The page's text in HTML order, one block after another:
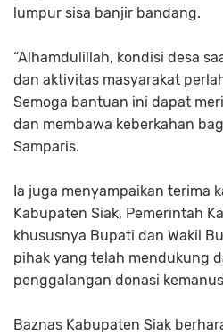
lumpur sisa banjir bandang.
“Alhamdulillah, kondisi desa
dan aktivitas masyarakat
Semoga bantuan ini dapat
dan membawa keberkahan
Samparis.
Ia juga menyampaikan terima
Kabupaten Siak, Pemerintah
khususnya Bupati dan Wakil
pihak yang telah mendukung
penggalangan donasi
Baznas Kabupaten Siak